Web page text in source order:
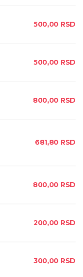
500,00 RSD
500,00 RSD
800,00 RSD
681,80 RSD
800,00 RSD
200,00 RSD
300,00 RSD